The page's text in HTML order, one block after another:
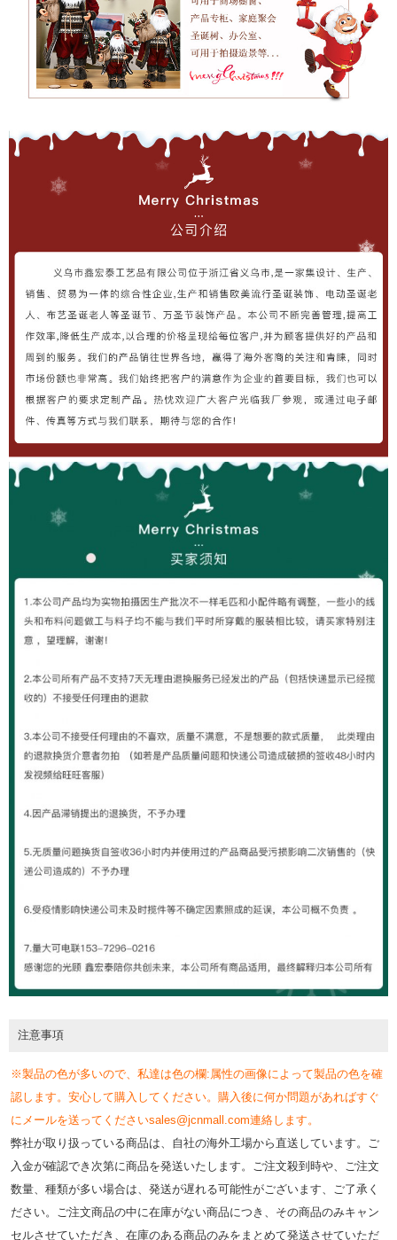
注意事項
※製品の色が多いので、私達は色の欄:属性の画像によって製品の色を確
認します。安心して購入してください。購入後に何か問題があればすぐ
にメールを送ってくださいsales@jcnmall.com連絡します。
弊社が取り扱っている商品は、自社の海外工場から直送しています。ご
入金が確認でき次第に商品を発送いたします。ご注文殺到時や、ご注文
数量、種類が多い場合は、発送が遅れる可能性がございます、ご了承く
ださい。ご注文商品の中に在庫がない商品につき、その商品のみキャン
セルさせていただき、在庫のある商品のみをまとめて発送させていただ